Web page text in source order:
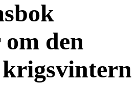
den
krigsvintern